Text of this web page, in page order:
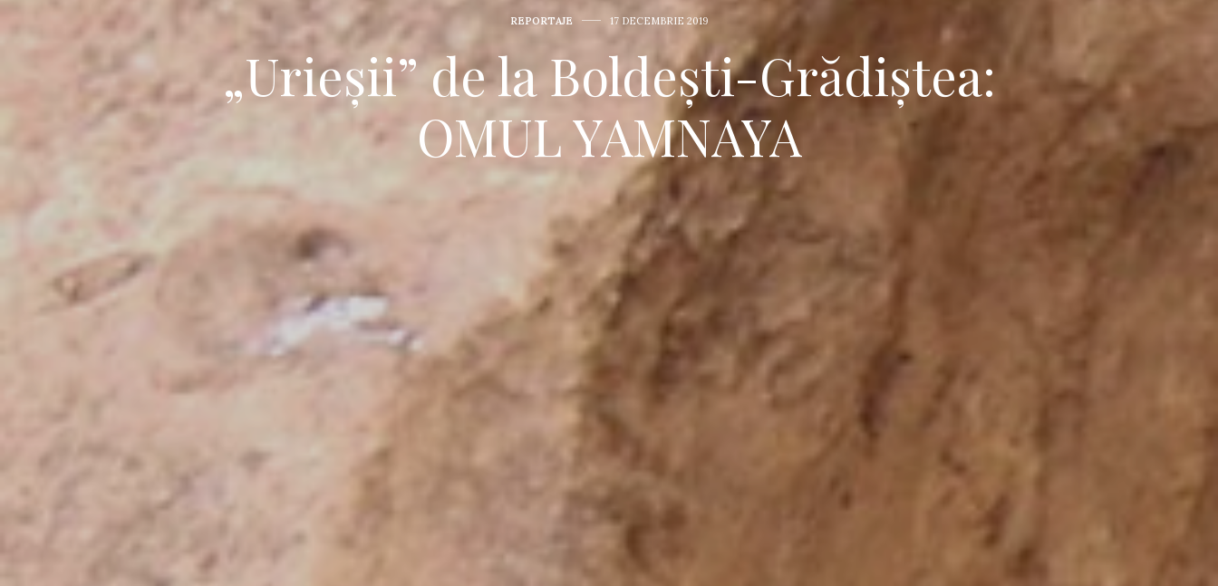
REPORTAJE 17 DECEMBRIE 2019
„Urieșii” de la Boldești-Grădiștea:
OMUL YAMNAYA